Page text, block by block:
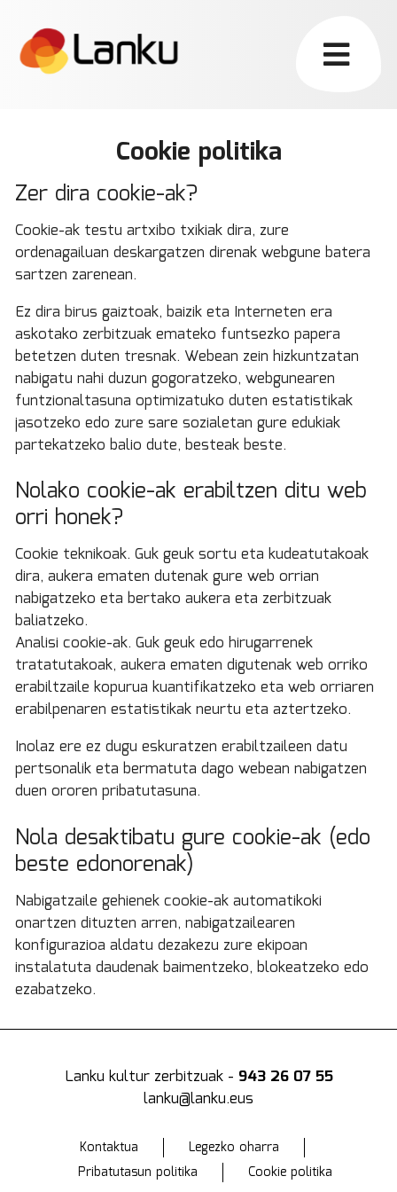
Cookie politika
Zer dira cookie-ak?
Cookie-ak testu artxibo txikiak dira, zure
ordenagailuan deskargatzen direnak webgune batera
sartzen zarenean.
Ez dira birus gaiztoak, baizik eta Interneten era
askotako zerbitzuak emateko funtsezko papera
betetzen duten tresnak. Webean zein hizkuntzatan
nabigatu nahi duzun gogoratzeko, webgunearen
funtzionaltasuna optimizatuko duten estatistikak
jasotzeko edo zure sare sozialetan gure edukiak
partekatzeko balio dute, besteak beste.
Nolako cookie-ak erabiltzen ditu web
orri honek?
Cookie teknikoak. Guk geuk sortu eta kudeatutakoak
dira, aukera ematen dutenak gure web orrian
nabigatzeko eta bertako aukera eta zerbitzuak
baliatzeko.
Analisi cookie-ak. Guk geuk edo hirugarrenek
tratatutakoak, aukera ematen digutenak web orriko
erabiltzaile kopurua kuantifikatzeko eta web orriaren
erabilpenaren estatistikak neurtu eta aztertzeko.
Inolaz ere ez dugu eskuratzen erabiltzaileen datu
pertsonalik eta bermatuta dago webean nabigatzen
duen ororen pribatutasuna.
Nola desaktibatu gure cookie-ak (edo
beste edonorenak)
Nabigatzaile gehienek cookie-ak automatikoki
onartzen dituzten arren, nabigatzailearen
konfigurazioa aldatu dezakezu zure ekipoan
instalatuta daudenak baimentzeko, blokeatzeko edo
ezabatzeko.
Lanku kultur zerbitzuak - 943 26 07 55
lanku@lanku.eus
Kontaktua
Legezko oharra
Pribatutasun politika
Cookie politika